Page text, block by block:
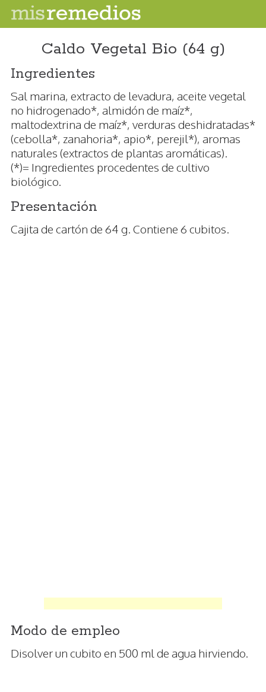
Caldo Vegetal Bio (64 g)
Ingredientes
Sal marina, extracto de levadura, aceite vegetal
no hidrogenado*, almidón de maíz*,
maltodextrina de maíz*, verduras deshidratadas*
(cebolla*, zanahoria*, apio*, perejil*), aromas
naturales (extractos de plantas aromáticas).
(*)= Ingredientes procedentes de cultivo
biológico.
Presentación
Cajita de cartón de 64 g. Contiene 6 cubitos.
Modo de empleo
Disolver un cubito en 500 ml de agua hirviendo.